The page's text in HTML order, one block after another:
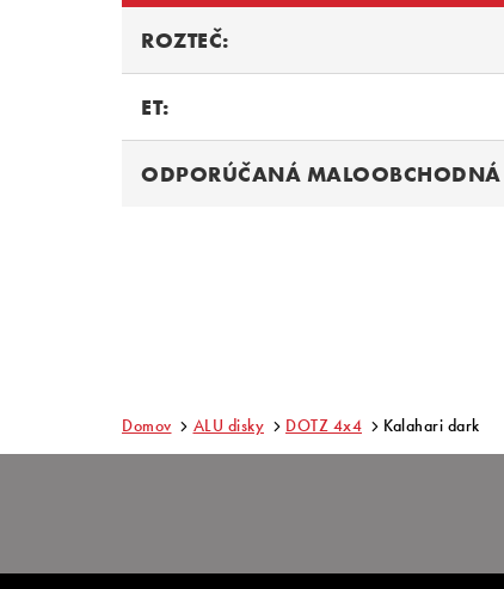
ROZTEČ:
ET:
ODPORÚČANÁ MALOOBCHODNÁ
Domov ALU disky DOTZ 4x4 Kalahari dark